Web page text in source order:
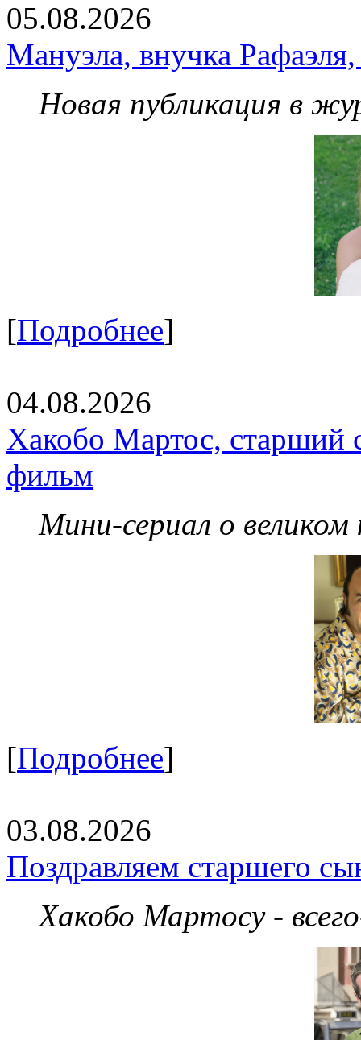
05.08.2026
Мануэла, внучка
Новая публикация в
[Подробнее]
04.08.2026
Хакобо Мартос, старший
фильм
Мини-сериал о великом
[Подробнее]
03.08.2026
Поздравляем старшего
Хакобо Мартосу -